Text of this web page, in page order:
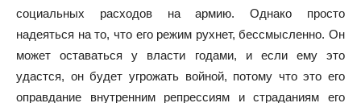
социальных расходов на армию. Однако просто
надеяться на то, что его режим рухнет, бессмысленно. Он
может оставаться у власти годами, и если ему это
удастся, он будет угрожать войной, потому что это его
оправдание внутренним репрессиям и страданиям его